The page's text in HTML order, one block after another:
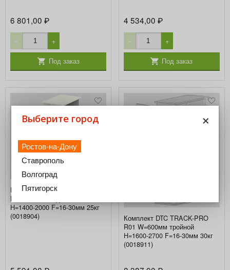
6 801,00₽
− +
Под заказ
4 534,00 ₽
− +
Под заказ
Комплект DTC TRACK-PRO
R01 W=600мм двойной
H=1400-2000 F=16-30мм 25кг
(0018904)
Комплект DTC TRACK-PRO
R01 W=600мм тройной
H=1600-2700 F=16-30мм 30кг
(0018911)
×
Выберите город
Ростов-на-Дону
Ставрополь
Волгоград
Пятигорск